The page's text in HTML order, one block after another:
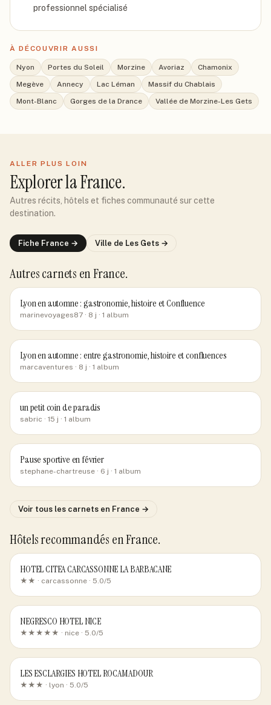
professionnel spécialisé
À DÉCOUVRIR AUSSI
Nyon Portes du Soleil Morzine Avoriaz
Chamonix
Megève
Annecy Lac Léman
Massif du Chablais
Mont-Blanc
Gorges de la Drance Vallée de Morzine-Les Gets
ALLER PLUS LOIN
Explorerla France.
Autres récits, hôtels et fiches communauté sur cette
destination.
Fiche France → Ville de Les Gets →
Autres carnets en France.
Lyon en automne : gastronomie, histoire et Confluence
marinevoyages87 · 8 j · 1 album
Lyon en automne : entre gastronomie, histoire et confluences
marcaventures · 8 j · 1 album
un petit coin de paradis
sabric · 15 j · 1 album
Pause sportive en février
stephane-chartreuse · 6 j · 1 album
Voir tous les carnets en France →
Hôtels recommandés en France.
HOTEL CITEA CARCASSONNE LA BARBACANE
★★ · carcassonne · 5.0/5
NEGRESCO HOTEL NICE
★★★★★ · nice · 5.0/5
LES ESCLARGIES HOTEL ROCAMADOUR
★★★ · lyon · 5.0/5